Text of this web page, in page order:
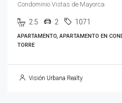
Condominio Vistas de Mayorca
2.5 2 1071
APARTAMENTO, APARTAMENTO EN
TORRE
Visión Urbana Realty